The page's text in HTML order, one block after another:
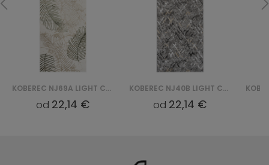
KOBEREC NJ69A LIGHT CRYSTAL HBC - ZIELONY
od 22,14 €
KOBEREC NJ40B LIGHT CRYSTAL HBB - SZARY
od 22,14 €